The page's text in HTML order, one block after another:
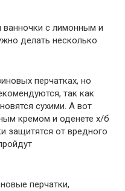
ванночки с лимонным и
делать несколько
перчатках, но
так как
сухими. А вот
кремом и оденете х/б
защитятся от вредного
перчатки,